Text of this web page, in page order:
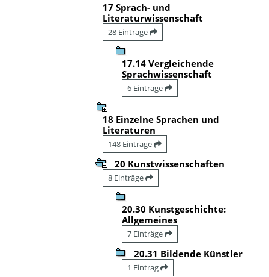
17 Sprach- und
Literaturwissenschaft
28 Einträge
17.14 Vergleichende
Sprachwissenschaft
6 Einträge
18 Einzelne Sprachen und
Literaturen
148 Einträge
20 Kunstwissenschaften
8 Einträge
20.30 Kunstgeschichte:
Allgemeines
7 Einträge
20.31 Bildende Künstler
1 Eintrag